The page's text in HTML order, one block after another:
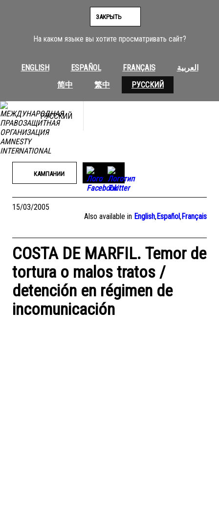
На каком языке вы хотите просматривать сайт?
ENGLISH ESPAÑOL FRANÇAIS
العربية
简中
繁中 РУССКИЙ
ЗАКРЫТЬ
РУССКИЙ
КАМПАНИИ
15/03/2005
Also available in English,Español,Français
COSTA DE MARFIL. Temor de
tortura o malos tratos /
detención en régimen de
incomunicación